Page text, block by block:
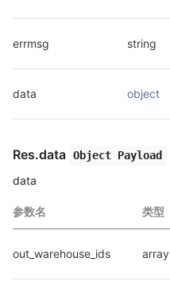
errmsg string
data object
Res.data Object Payload
data
参数名 类型
out_warehouse_ids array